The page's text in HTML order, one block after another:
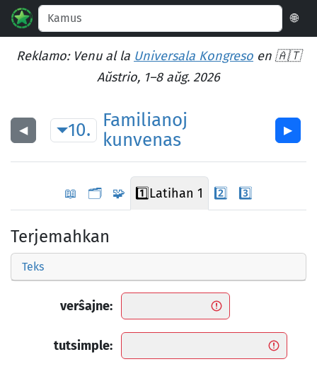
🌐
Reklamo: Venu al la Universala Kongreso en 🇦🇹
Aŭstrio, 1–8 aŭg. 2026
◀︎ 10.
Familianoj
kunvenas
▶︎
📖 🗂️ 🧩 1️⃣Latihan 1 2️⃣ 3️⃣
Terjemahkan
Teks
verŝajne:
tutsimple: